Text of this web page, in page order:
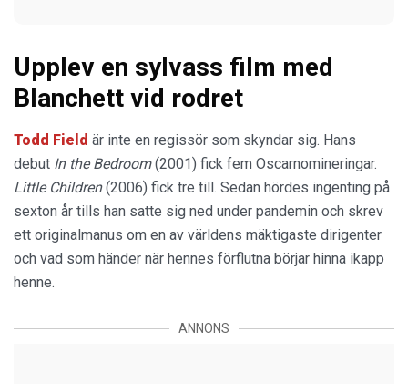
Upplev en sylvass film med
Blanchett vid rodret
Todd Field är inte en regissör som skyndar sig. Hans
debut In the Bedroom(2001) fick fem Oscarnomineringar.
Little Children(2006) fick tre till. Sedan hördes ingenting på
sexton år tills han satte sig ned under pandemin och skrev
ett originalmanus om en av världens mäktigaste dirigenter
och vad som händer när hennes förflutna börjar hinna ikapp
henne.
ANNONS